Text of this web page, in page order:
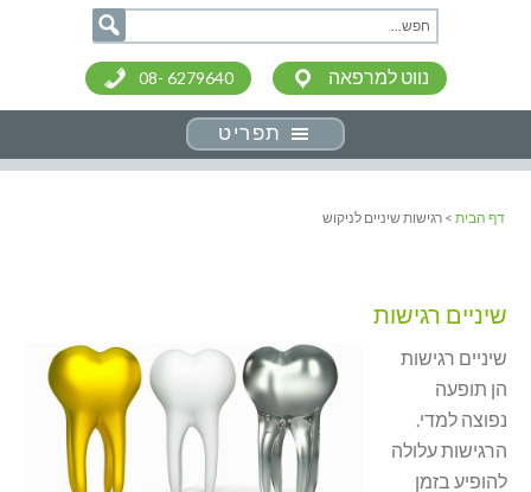
08- 6279640 נווט למרפאה
תפריט
דף הבית > רגישות שיניים לניקוש
שיניים רגישות
שיניים רגישות
הן תופעה
נפוצה למדי.
הרגישות עלולה
להופיע בזמן